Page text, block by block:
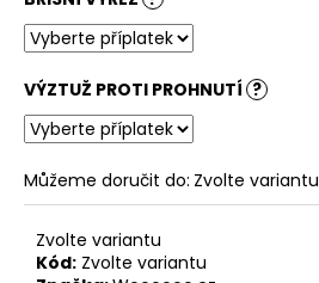
VÝZTUŽ PROTI PROHNUTÍ ?
Můžeme doručit do: Zvolte variantu
Zvolte variantu
Kód: Zvolte variantu